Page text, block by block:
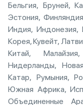
Бельгия, Бруней,
Эстония,
Индия, Индонезия,
Корея, Кувейт,
Китай,
Нидерланды,
Катар, Румыния,
Южная Африка,
Объединенные